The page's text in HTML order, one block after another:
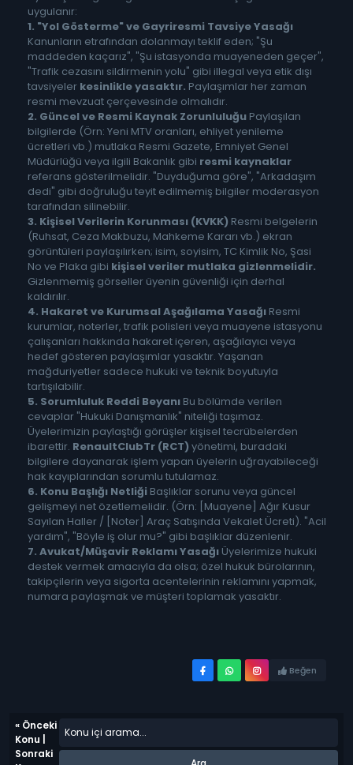
uygulanır:
1. "Yol Gösterme" ve Gayriresmi Tavsiye Yasağı
Kanunların etrafından dolanmayı teklif eden; "Şu
maddeden kaçarız", "Şu istasyonda muayeneden geçer",
"Trafik cezasını sildirmenin yolu" gibi illegal veya etik dışı
tavsiyeler kesinlikle yasaktır. Paylaşımlar her zaman
resmi mevzuat çerçevesinde olmalıdır.
2. Güncel ve Resmi Kaynak ZorunluluğuPaylaşılan
bilgilerde (Örn: Yeni MTV oranları, ehliyet yenileme
ücretleri vb.) mutlaka Resmi Gazete, Emniyet Genel
Müdürlüğü veya ilgili Bakanlık gibi resmi kaynaklar
referans gösterilmelidir. "Duyduğuma göre", "Arkadaşım
dedi" gibi doğruluğu teyit edilmemiş bilgiler moderasyon
tarafından silinebilir.
3. Kişisel Verilerin Korunması (KVKK) Resmi belgelerin
(Ruhsat, Ceza Makbuzu, Mahkeme Kararı vb.) ekran
görüntüleri paylaşılırken; isim, soyisim, TC Kimlik No, Şasi
No ve Plaka gibi kişisel veriler mutlaka gizlenmelidir.
Gizlenmemiş görseller üyenin güvenliği için derhal
kaldırılır.
4. Hakaret ve Kurumsal Aşağılama YasağıResmi
kurumlar, noterler, trafik polisleri veya muayene istasyonu
çalışanları hakkında hakaret içeren, aşağılayıcı veya
hedef gösteren paylaşımlar yasaktır. Yaşanan
mağduriyetler sadece hukuki ve teknik boyutuyla
tartışılabilir.
5. Sorumluluk Reddi BeyanıBu bölümde verilen
cevaplar "Hukuki Danışmanlık" niteliği taşımaz.
Üyelerimizin paylaştığı görüşler kişisel tecrübelerden
ibarettir. RenaultClubTr (RCT) yönetimi, buradaki
bilgilere dayanarak işlem yapan üyelerin uğrayabileceği
hak kayıplarından sorumlu tutulamaz.
6. Konu Başlığı NetliğiBaşlıklar sorunu veya güncel
gelişmeyi net özetlemelidir. (Örn: [Muayene] Ağır Kusur
Sayılan Haller / [Noter] Araç Satışında Vekalet Ücreti). "Acil
yardım", "Böyle iş olur mu?" gibi başlıklar düzenlenir.
7. Avukat/Müşavir Reklamı YasağıÜyelerimize hukuki
destek vermek amacıyla da olsa; özel hukuk bürolarının,
takipçilerin veya sigorta acentelerinin reklamını yapmak,
numara paylaşmak ve müşteri toplamak yasaktır.
Beğen
« Önceki
Konu
Sonraki